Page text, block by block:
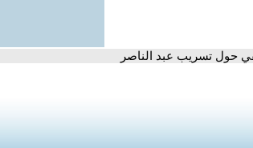
حول تسريب عبد الناصر